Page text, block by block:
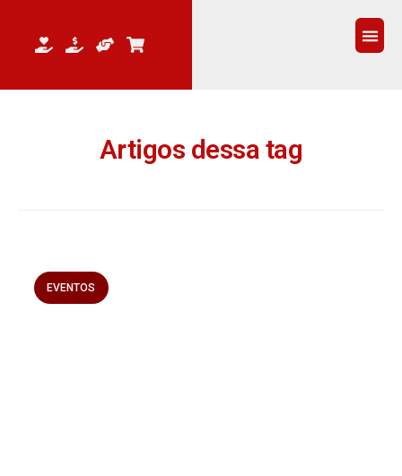
Artigos dessa tag
EVENTOS